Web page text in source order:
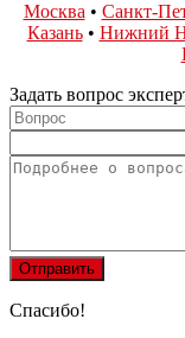
Москва • Санкт-
Казань• Нижний
Задать вопрос
Спасибо!